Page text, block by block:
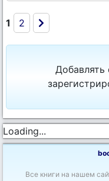
1 2
Добавлять
Loading...
Все книги на нашем